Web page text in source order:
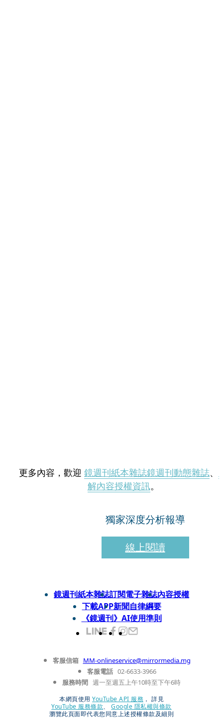
更多內容，歡迎 鏡週刊紙本雜誌鏡週刊動態雜誌、
解內容授權資訊。
獨家深度分析報導
線上閱讀
鏡週刊紙本雜誌訂閱電子雜誌內容授權
下載APP新聞自律綱要
《鏡週刊》AI使用準則
客服信箱 MM-onlineservice@mirrormedia.mg
客服電話 02-6633-3966
服務時間 週一至週五上午10時至下午6時
本網頁使用 YouTube API 服務 ， 詳見
YouTube 服務條款、
Google 隱私權與條款
瀏覽此頁面即代表您同意上述授權條款及細則